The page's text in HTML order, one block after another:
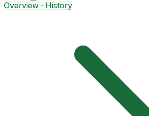
Overview · History